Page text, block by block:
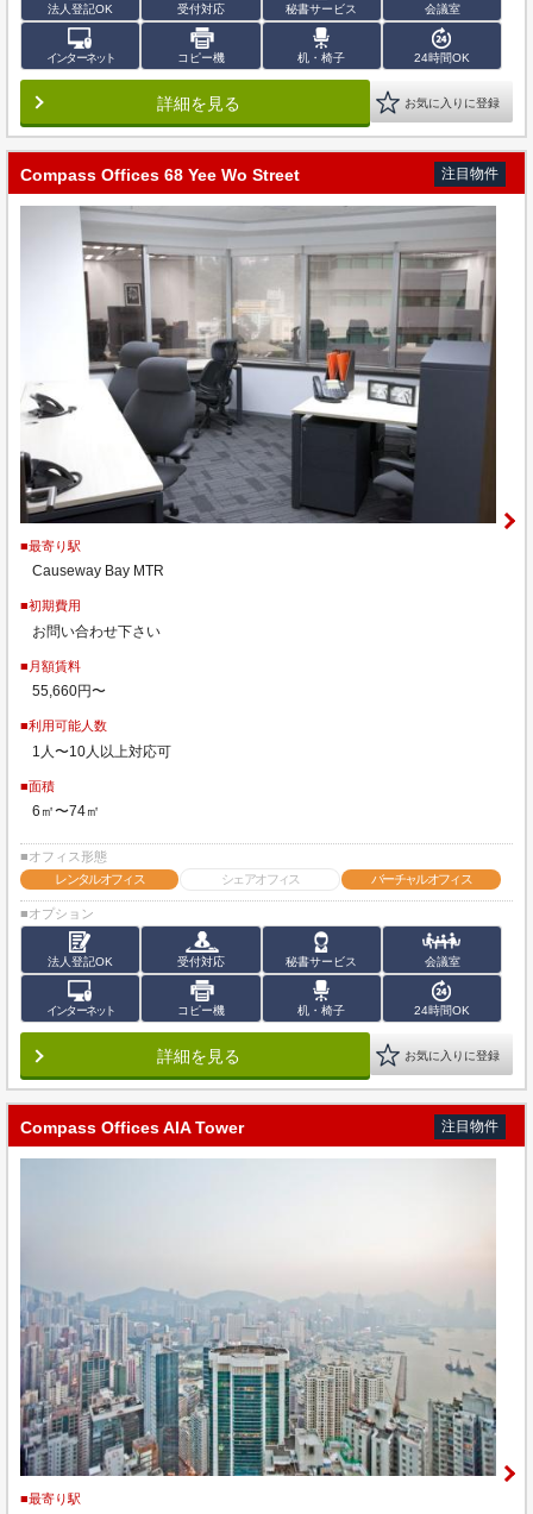
法人登記OK 受付対応 秘書サービス 会議室
インターネット コピー機 机・椅子 24時間OK
詳細を見る お気に入りに登録
Compass Offices 68 Yee Wo Street 注目物件
■最寄り駅
Causeway Bay MTR
■初期費用
お問い合わせ下さい
■月額賃料
55,660円〜
■利用可能人数
1人〜10人以上対応可
■面積
6㎡〜74㎡
■オフィス形態
レンタルオフィス
シェアオフィス バーチャルオフィス
■オプション
法人登記OK 受付対応 秘書サービス 会議室
インターネット コピー機 机・椅子 24時間OK
詳細を見る お気に入りに登録
Compass Offices AIA Tower 注目物件
■最寄り駅